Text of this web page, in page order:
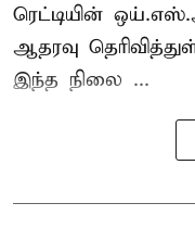
ரெட்டியின்
ஆதரவு
இந்த நிலை ...